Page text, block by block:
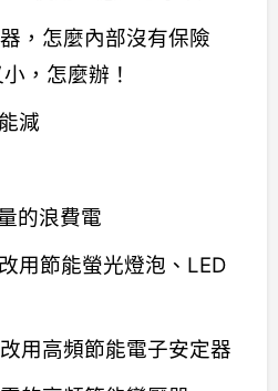
，怎麼內部沒有保險
，怎麼辦！
減
的浪費電
用節能螢光燈泡、LED
用高頻節能電子安定器